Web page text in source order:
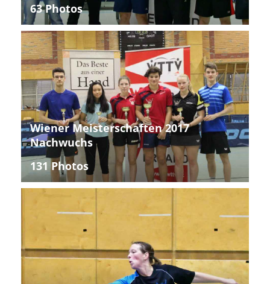
63 Photos
Wiener Meisterschaften 2017
Nachwuchs
131 Photos